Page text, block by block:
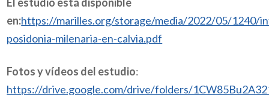
en:https://marilles.org/storage/media/2022/05/1240/
posidonia-milenaria-en-calvia.pdf
Fotos y vídeos del estudio:
https://drive.google.com/drive/folders/